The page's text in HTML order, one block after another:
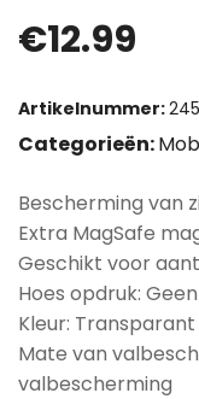
€12.99
Artikelnummer:
Categorieën:
Bescherming van
Extra MagSafe
Geschikt voor
Hoes opdruk: Geen
Kleur: Transparant
Mate van
valbescherming